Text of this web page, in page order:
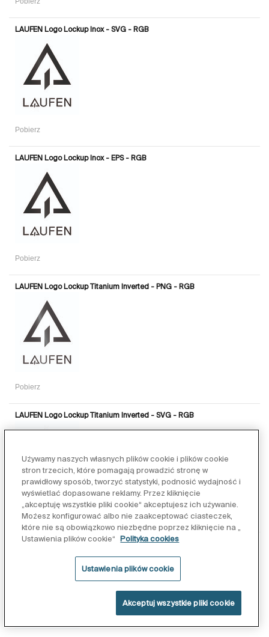
LAUFEN Logo Lockup Inox - SVG - RGB
Pobierz
LAUFEN Logo Lockup Inox - EPS - RGB
Pobierz
LAUFEN Logo Lockup Titanium Inverted - PNG - RGB
Pobierz
LAUFEN Logo Lockup Titanium Inverted - SVG - RGB
Pobierz
LAUFEN Logo Lockup Titanium Inverted - EPS - RGB
Używamy naszych własnych plików cookie i plików cookie
stron trzecich, które pomagają prowadzić stronę w
prawidłowy sposób, tworzyć statystyki, podnosić wydajność i
wyświetlać dopasowane reklamy. Przez kliknięcie
„akceptuję wszystkie pliki cookie“ akceptujesz ich używanie.
Możesz konfigurować albo nie zaakceptować ciasteczek,
które nie są obowiązkowo niezbędne poprzez kliknięcie na „
Ustawienia plików cookie“
Polityka cookies
Ustawienia plików cookie
Akceptuj wszystkie pliki cookie